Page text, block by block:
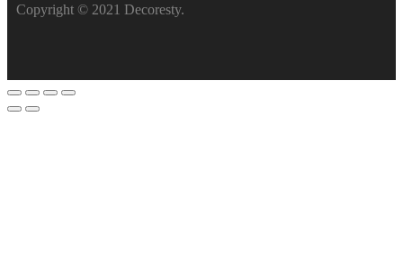
Copyright © 2021 Decoresty.